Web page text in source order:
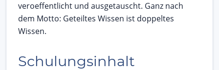
veroeffentlicht und ausgetauscht. Ganz nach
dem Motto: Geteiltes Wissen ist doppeltes
Wissen.
Schulungsinhalt